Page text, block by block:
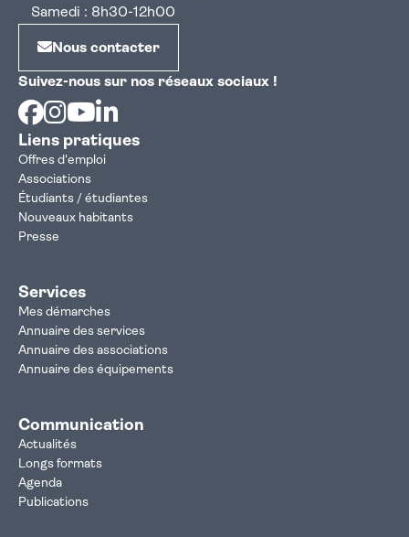
Samedi : 8h30-12h00
Nous contacter
Suivez-nous sur nos réseaux sociaux !
Facebook
Instagram
Youtube
Liens pratiques
Offres d'emploi
Associations
Étudiants / étudiantes
Nouveaux habitants
Presse
Services
Mes démarches
Annuaire des services
Annuaire des associations
Annuaire des équipements
Communication
Actualités
Longs formats
Agenda
Publications